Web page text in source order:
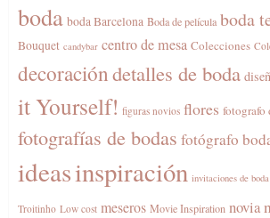
boda boda Barcelona Boda de película boda
Bouquet candybar centro de mesa Colecciones
decoracióndetalles de boda
it Yourself! figuras novios flores fotografo
fotografías de bodas fotógrafo
ideasinspiración invitaciones de boda
Troitinho Low cost meseros Movie Inspiration novia